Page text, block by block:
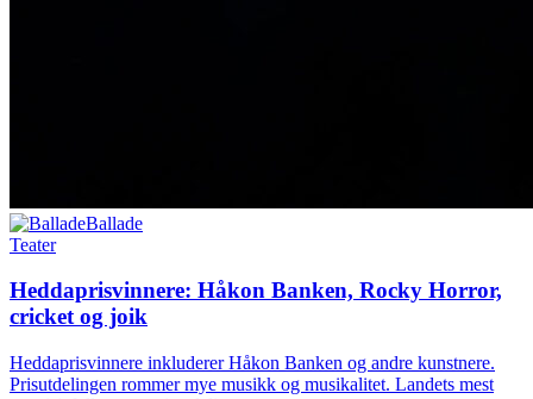
Ballade
Teater
Heddaprisvinnere: Håkon Banken, Rocky Horror,
cricket og joik
Heddaprisvinnere inkluderer Håkon Banken og andre kunstnere.
Prisutdelingen rommer mye musikk og musikalitet. Landets mest